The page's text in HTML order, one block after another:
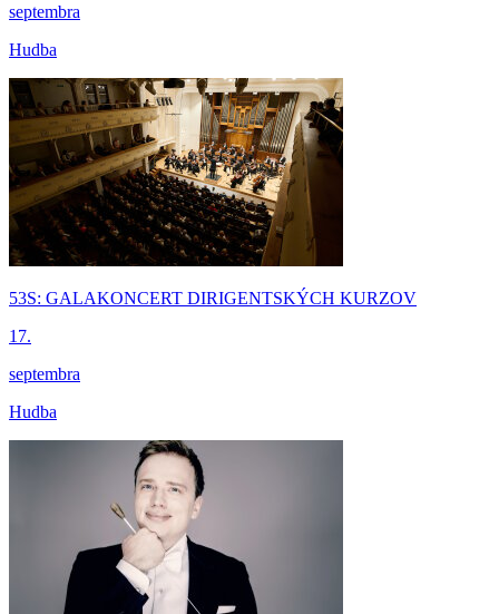
septembra
Hudba
53S: GALAKONCERT DIRIGENTSKÝCH KURZOV
17.
septembra
Hudba